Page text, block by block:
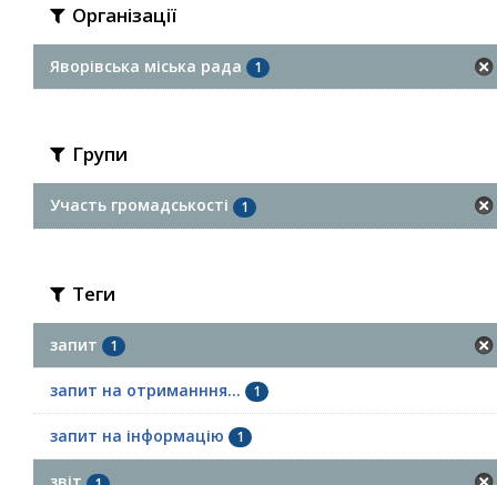
Організації
Яворівська міська рада 1
Групи
Участь громадськості 1
Теги
запит 1
запит на отриманння... 1
запит на інформацію 1